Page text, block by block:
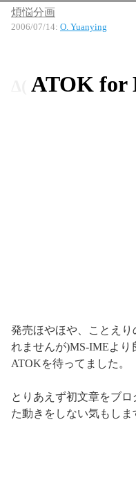
煩悩分画
2006/07/14: O. Yuanying
ATOK for
発売ほやほや、ことえ
れませんが)MS-IMEよ
ATOKを待ってました。
とりあえず初文章をブ
た動きをしない気もしま